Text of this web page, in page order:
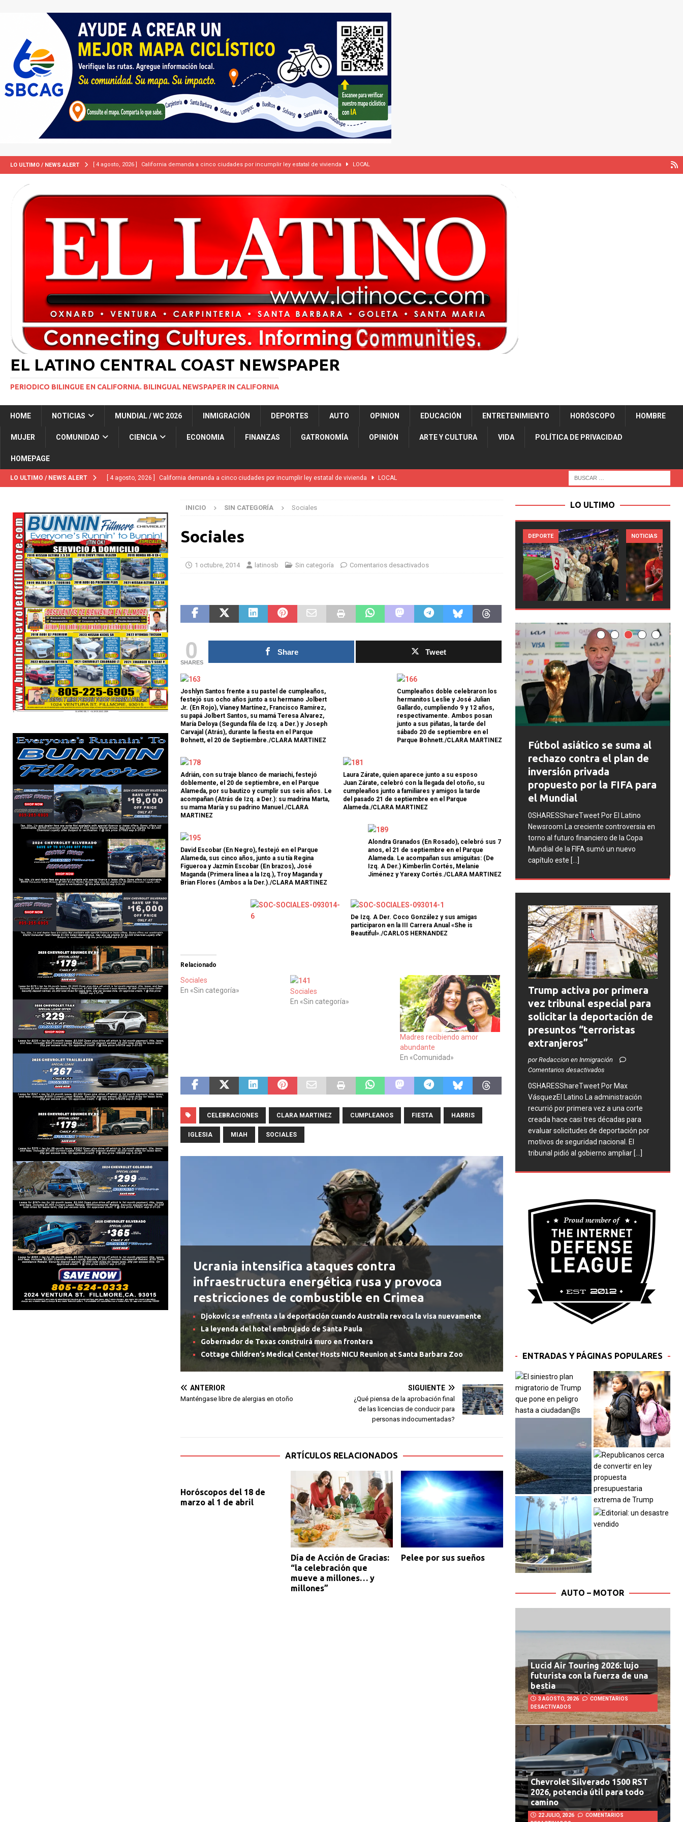
LO ULTIMO / NEWS ALERT [ 4 agosto, 2026 ] California demanda a cinco ciudades por incumplir ley estatal de vivienda LOCAL
[ 29 marzo, 2024 ] Corte Suprema levanta suspensión a ley de Texas que permite a la policía detener a migrantes
[ 1 marzo, 2024 ] Potente tormenta invernal desatará la mayor nevada en lo que va del año en California NACIONALES
Trump activa por primera vez tribunal especial para solicitar la deportación de presuntos “terroristas
extranjeros” INMIGRACIÓN
Ventura County, Cal Lutheran Partner to Open East County Family Justice Center LOCAL
[ 4 agosto, 2026 ] SEEAG y el Distrito Escolar de Santa Bárbara crearán centro agrícola en La Colina Junior High EDUCACION
EL LATINO CENTRAL COAST NEWSPAPER
PERIODICO BILINGUE EN CALIFORNIA. BILINGUAL NEWSPAPER IN CALIFORNIA
HOME NOTICIAS MUNDIAL / WC 2026 INMIGRACIÓN DEPORTES AUTO OPINION EDUCACIÓN ENTRETENIMIENTO HORÓSCOPO HOMBRE
MUJER COMUNIDAD CIENCIA ECONOMIA FINANZAS GATRONOMÍA OPINIÓN ARTE Y CULTURA VIDA POLÍTICA DE PRIVACIDAD
HOMEPAGE
LO ULTIMO / NEWS ALERT [ 4 agosto, 2026 ] California demanda a cinco ciudades por incumplir ley estatal de vivienda LOCAL
[ 29 marzo, 2024 ] Corte Suprema levanta suspensión a ley de Texas que permite a la policía detener a migrantes
INMIGRACIÓN
[ 1 marzo, 2024 ] Potente tormenta invernal desatará la mayor nevada en lo que va del año en California
NACIONALES
[ 5 agosto, 2026 ] Trump activa por primera vez tribunal especial para solicitar la deportación de presuntos
“terroristas extranjeros”
[ 5 agosto, 2026 ] Ventura County, Cal Lutheran Partner to Open East County Family Justice Center LOCAL
[ 4 agosto, 2026 ] SEEAG y el Distrito Escolar de Santa Bárbara crearán centro agrícola en La Colina Junior High
EDUCACION
INICIO SIN CATEGORÍA Sociales
Sociales
1 octubre, 2014 latinosb Sin categoría Comentarios desactivados
0
SHARES
Share Tweet
Cumpleaños doble celebraron los
hermanitos Leslie y José Julian
Gallardo, cumpliendo 9 y 12 años,
respectivamente. Ambos posan
junto a sus piñatas, la tarde del
sábado 20 de septiembre en el
Parque Bohnett./CLARA MARTINEZ
Joshlyn Santos frente a su pastel de cumpleaños,
festejó sus ocho años junto a su hermano Jolbert
Jr. (En Rojo), Vianey Martínez, Francisco Ramírez,
su papá Jolbert Santos, su mamá Teresa Alvarez,
María Deloya (Segunda fila de Izq. a Der.) y Joseph
Carvajal (Atrás), durante la fiesta en el Parque
Bohnett, el 20 de Septiembre./CLARA MARTINEZ
Adrián, con su traje blanco de mariachi, festejó
doblemente, el 20 de septiembre, en el Parque
Alameda, por su bautizo y cumplir sus seis años. Le
acompañan (Atrás de Izq. a Der.): su madrina Marta,
su mama María y su padrino Manuel./CLARA
MARTINEZ
Laura Zárate, quien aparece junto a su esposo
Juan Zárate, celebró con la llegada del otoño, su
cumpleaños junto a familiares y amigos la tarde
del pasado 21 de septiembre en el Parque
Alameda./CLARA MARTINEZ
Alondra Granados (En Rosado), celebró sus 7
anos, el 21 de septiembre en el Parque
Alameda. Le acompañan sus amiguitas: (De
Izq. A Der.) Kimberlin Cortés, Melanie
Jiménez y Yarexy Cortés./CLARA MARTINEZ
David Escobar (En Negro), festejó en el Parque
Alameda, sus cinco años, junto a su tía Regina
Figueroa y Jazmín Escobar (En brazos), José
Maganda (Primera línea a la Izq.), Troy Maganda y
Brian Flores (Ambos a la Der.)./CLARA MARTINEZ
De Izq. A Der. Coco González y sus amigas
participaron en la III Carrera Anual «She is
Beautiful»./CARLOS HERNANDEZ
Relacionado
Sociales
En «Sin categoría»
Sociales
En «Sin categoría»
Madres recibiendo amor
abundante
En «Comunidad»
CELEBRACIONES CLARA MARTINEZ CUMPLEANOS FIESTA HARRIS
IGLESIA MIAH SOCIALES
Ucrania intensifica ataques contra
infraestructura energética rusa y provoca
restricciones de combustible en Crimea
Djokovic se enfrenta a la deportación cuando Australia revoca la visa nuevamente
La leyenda del hotel embrujado de Santa Paula
Gobernador de Texas construirá muro en frontera
Cottage Children’s Medical Center Hosts NICU Reunion at Santa Barbara Zoo
ANTERIOR
Manténgase libre de alergias en otoño
SIGUIENTE
¿Qué piensa de la aprobación final
de las licencias de conducir para
personas indocumentadas?
ARTÍCULOS RELACIONADOS
Horóscopos del 18 de
marzo al 1 de abril
Día de Acción de Gracias:
“la celebración que
mueve a millones… y
millones”
Pelee por sus sueños
LO ULTIMO
MUNDIAL / WC 2026 NOTICIAS NOTICIAS
con
plan de
El Latino
la UEFA y la
momentos
años. La[...]
Los momentos que
marcaron el Mundial 2026:
del gol más espectacular a
la afición más inolvidable
0SHARESShareTweet Por Max
VásquezEl Latino La Copa Mundial dejó
39 días de emociones, sorpresas y
actuaciones memorables. Estos fueron
algunos de los momentos más
destacados[...]
Las Islas Malvinas y el
deporte: una historia de
identidad, memoria y
pasión nacional
0SHARESShareTweet Por El Latino
Newsroom El deporte ha sido, a lo largo
de la historia, mucho más que una
competencia entre equipos o atletas. En
[...]
Fútbol asiático se suma al
inversión privada
propuesto por la FIFA para
el Mundial
torno al futuro financiero de la Copa
Mundial de la FIFA sumó un nuevo
capítulo este[...]
FIFA abre expedientes
disciplinarios contra
Argentina tras los
incidentes en la final del
Mundial 2026
0SHARESShareTweet Por El Latino
Newsroom La FIFA inició una serie de
procesos disciplinarios contra la
Asociación del Fútbol Argentino (AFA),
cuatro integrantes de la selección
Trump activa por primera
vez tribunal especial para
solicitar la deportación de
presuntos “terroristas
extranjeros”
por Redaccion en Inmigración
Comentarios desactivados
0SHARESShareTweet Por Max
VásquezEl Latino La administración
recurrió por primera vez a una corte
creada hace casi tres décadas para
evaluar solicitudes de deportación por
motivos de seguridad nacional. El
tribunal pidió al gobierno ampliar [...]
ENTRADAS Y PÁGINAS POPULARES
AUTO – MOTOR
Lucid Air Touring 2026: lujo
futurista con la fuerza de una
bestia
3 AGOSTO, 2026
COMENTARIOS
DESACTIVADOS
Chevrolet Silverado 1500 RST
2026, potencia útil para todo
camino
22 JULIO, 2026
COMENTARIOS